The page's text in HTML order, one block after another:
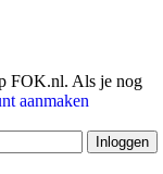
FOK.nl. Als je nog
aanmaken